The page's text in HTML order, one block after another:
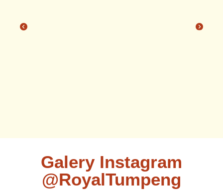
Galery Instagram
@RoyalTumpeng